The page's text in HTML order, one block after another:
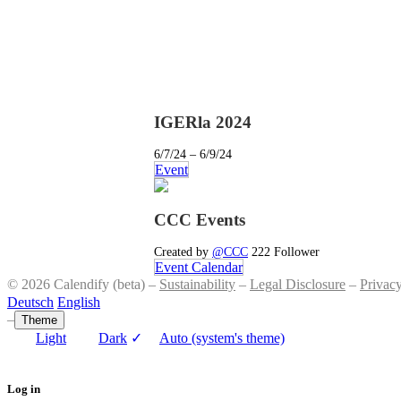
IGERla 2024
6/7/24 – 6/9/24
Event
CCC Events
Created by @CCC 222 Follower
Event Calendar
© 2026 Calendify (beta) – Sustainability – Legal Disclosure –
Deutsch English
– Theme
Light Dark ✓ Auto (system's theme)
Log in